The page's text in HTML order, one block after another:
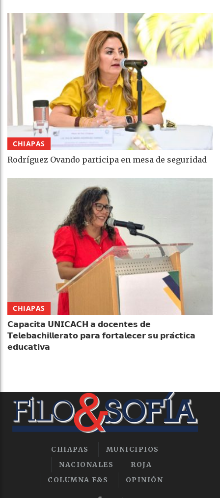
CHIAPAS
Rodríguez Ovando participa en mesa de seguridad
CHIAPAS
𝗖𝗮𝗽𝗮𝗰𝗶𝘁𝗮 𝗨𝗡𝗜𝗖𝗔𝗖𝗛 𝗮 𝗱𝗼𝗰𝗲𝗻𝘁𝗲𝘀 𝗱𝗲
𝗧𝗲𝗹𝗲𝗯𝗮𝗰𝗵𝗶𝗹𝗹𝗲𝗿𝗮𝘁𝗼 𝗽𝗮𝗿𝗮 𝗳𝗼𝗿𝘁𝗮𝗹𝗲𝗰𝗲𝗿 𝘀𝘂 𝗽𝗿𝗮́𝗰𝘁𝗶𝗰𝗮
𝗲𝗱𝘂𝗰𝗮𝘁𝗶𝘃𝗮
CHIAPAS
MUNICIPIOS
NACIONALES
ROJA
COLUMNA F&S
OPINIÓN